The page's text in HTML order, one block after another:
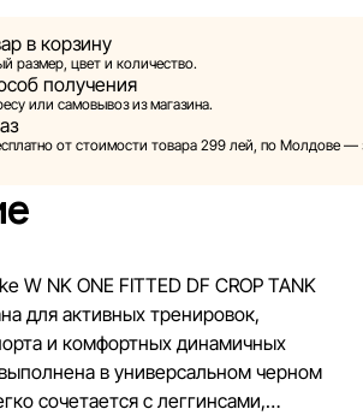
за собой право в одностороннем
уведомления вносить изменения в
потребительские свойства товаров.
на сайте, являются
о товарах предоставляется в
условия предоставления скидок,
и кредитования могут быть
в одностороннем порядке и без
уведомления.
в корзину
размер, цвет и количество.
получения
или самовывоз из магазина.
от стоимости товара 299 лей, по Молдове —
W NK ONE FITTED DF CROP TANK
для активных тренировок,
и комфортных динамичных
в универсальном черном
сочетается с леггинсами,